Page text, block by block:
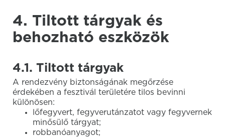
4. Tiltott tárgyak és
behozható eszközök
4.1. Tiltott tárgyak
A rendezvény biztonságának megőrzése
érdekében a fesztivál területére tilos bevinni
különösen:
lőfegyvert, fegyverutánzatot vagy fegyvernek
minősülő tárgyat;
robbanóanyagot;